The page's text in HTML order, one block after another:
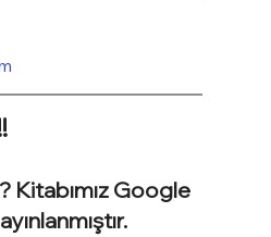
Kitabımız Google